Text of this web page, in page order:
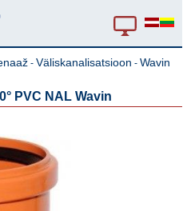
-Väliskanalisatsioon -Wavin
PVC NAL Wavin